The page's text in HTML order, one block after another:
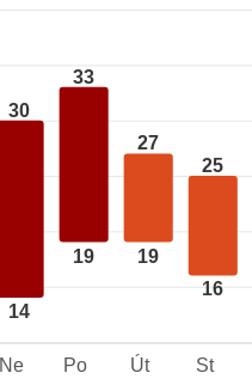
30
14
33
19
27
19
25
16
Ne Po Út St